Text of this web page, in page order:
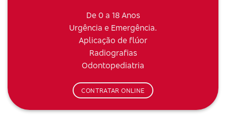
De 0 a 18 Anos
Urgência e Emergência.
Aplicação de flúor
Radiografias
Odontopediatria
CONTRATAR ONLINE